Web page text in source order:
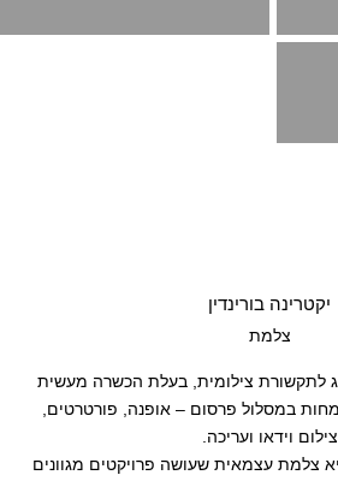
יקטרינה בורינדין
צלמת
לתקשורת צילומית, בעלת הכשרה מעשית
במסלול פרסום – אופנה, פורטרטים,
צילום וידאו ועריכה.
היום היא צלמת עצמאית שעושה פרויקטים מגוונים